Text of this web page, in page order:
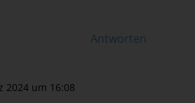
Antworten
2024 um 16:08